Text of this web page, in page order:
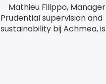
Mathieu Filippo, Manager
Prudential supervision and
sustainability bij Achmea, is